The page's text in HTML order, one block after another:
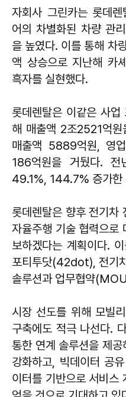
자회사 그린카는 롯데렌
어의 차별화된 차량 관
을 높였다. 이를 통해 차
액 상승으로 지난해 카
흑자를 실현했다.
롯데렌탈은 이같은 사
해 매출액 2조2521억원
매출액 5889억원, 영
186억원을 거뒀다.
49.1%, 144.7% 증가한
롯데렌탈은 향후 전기차
자율주행 기술 협력으로
보하겠다는 계획이다.
포티투닷(42dot), 전기
솔루션과 업무협약
시장 선도를 위해 모빌
구축에도 적극 나선다.
통한 연계 솔루션을 제
강화하고, 빅데이터 공
이터를 기반으로 서비스